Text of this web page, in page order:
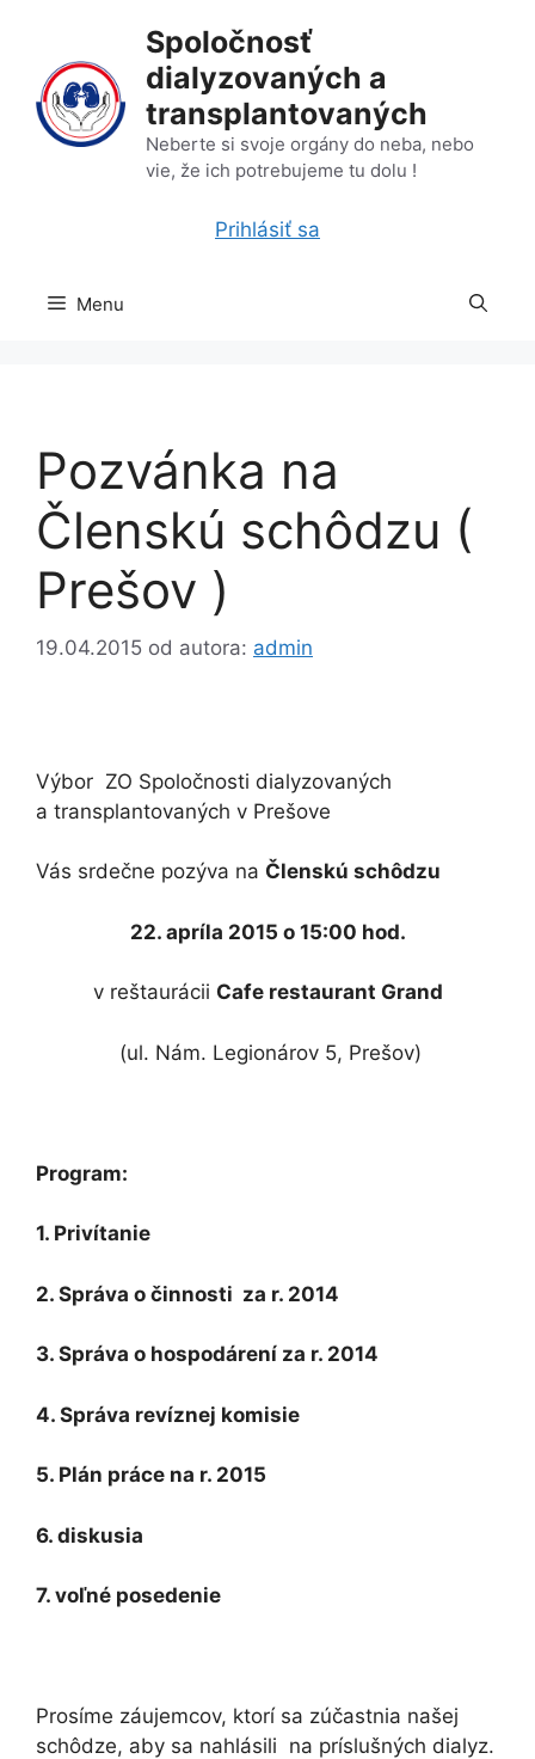
obsah
Spoločnosť
dialyzovaných a
transplantovaných
Neberte si svoje orgány do neba, nebo
vie, že ich potrebujeme tu dolu !
Prihlásiť sa
Menu
Pozvánka na
Členskú schôdzu (
Prešov )
19.04.2015 od autora: admin
Výbor ZO Spoločnosti dialyzovaných
a transplantovaných v Prešove
Vás srdečne pozýva na Členskú schôdzu
22. apríla 2015 o 15:00 hod.
v reštaurácii Cafe restaurant Grand
(ul. Nám. Legionárov 5, Prešov)
Program:
1. Privítanie
2. Správa o činnosti za r. 2014
3. Správa o hospodárení za r. 2014
4. Správa revíznej komisie
5. Plán práce na r. 2015
6. diskusia
7. voľné posedenie
Prosíme záujemcov, ktorí sa zúčastnia našej
schôdze, aby sa nahlásili na príslušných dialyz.